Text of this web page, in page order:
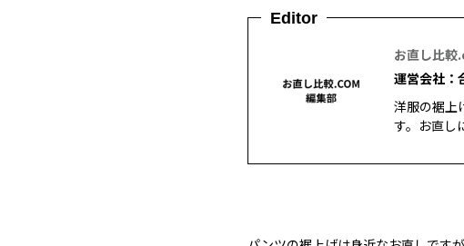
Editor
お直し比
運営会社：
洋服の裾上
す。お直し